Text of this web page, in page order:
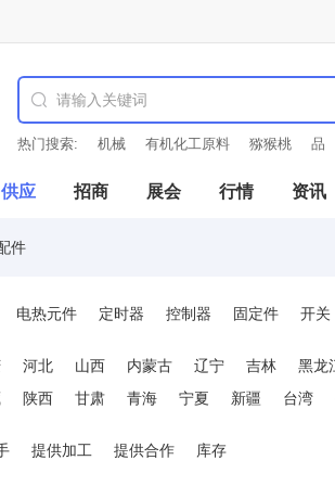
热门搜索: 机械 有机化工原料 猕猴桃 品
供应 招商 展会 行情 资讯
件
电热元件 定时器 控制器 固定件 开关
河北 山西 内蒙古 辽宁 吉林 黑龙
陕西 甘肃 青海 宁夏 新疆 台湾
提供加工 提供合作 库存